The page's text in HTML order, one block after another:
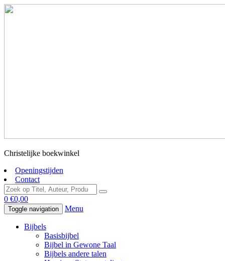
Christelijke boekwinkel
Openingstijden
Contact
0 €0,00
Toggle navigation Menu
Bijbels
Basisbijbel
Bijbel in Gewone Taal
Bijbels andere talen